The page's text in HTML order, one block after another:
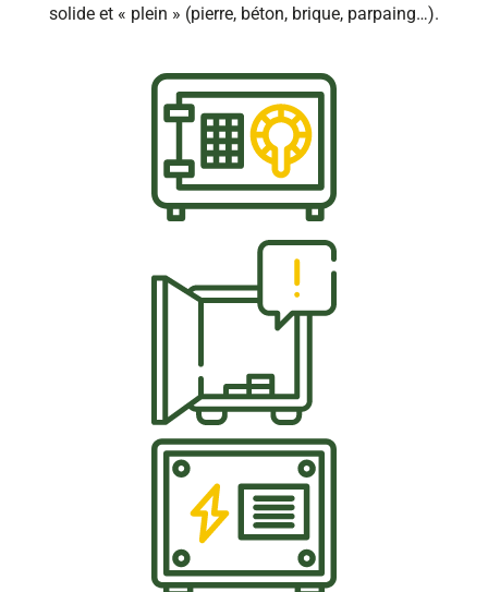
solide et « plein » (pierre, béton, brique, parpaing…).